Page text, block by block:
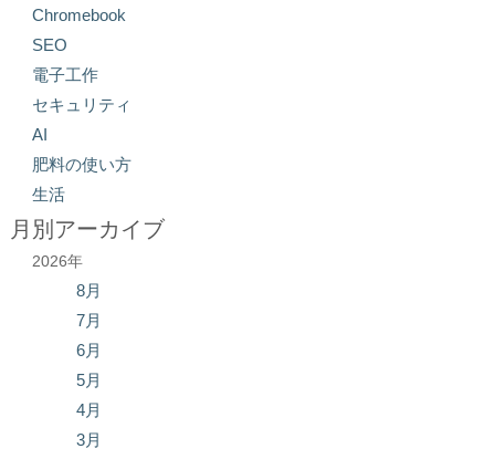
Chromebook
SEO
電子工作
セキュリティ
AI
肥料の使い方
生活
月別アーカイブ
2026年
8月
7月
6月
5月
4月
3月